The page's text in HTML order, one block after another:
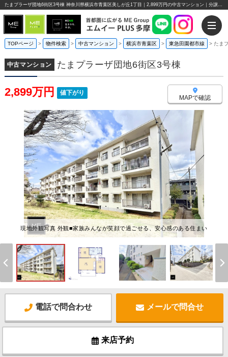
たまプラーザ団地6街区3号棟 神奈川県横浜市青葉区美しが丘1丁目｜2,899万円の中古マンション｜分譲住宅や新築物件｜エムイーPLUS多摩
TOPページ > 物件検索 > 中古マンション > 横浜市青葉区 > 東急田園都市線 > たま
中古マンション たまプラーザ団地6街区3号棟
2,899万円 値下がり
MAPで確認
現地外観写真 外観■家族みんなが笑顔で過ごせる、安心感のある住まい
電話で問合わせ メールで問合せ
来店予約